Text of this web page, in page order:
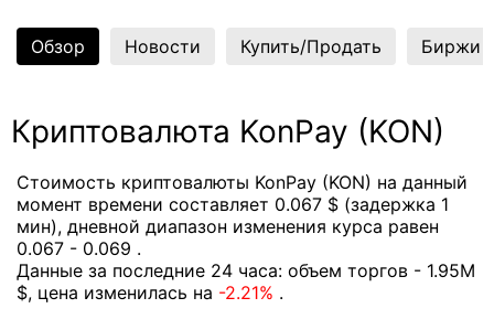
Обзор Новости Купить/Продать Биржи
Криптовалюта KonPay (KON)
Стоимость криптовалюты KonPay (KON) на данный
момент времени составляет 0.067 $ (задержка 1
мин), дневной диапазон изменения курса равен
0.067 - 0.069 .
Данные за последние 24 часа: объем торгов - 1.95M
$, цена изменилась на -2.21% .